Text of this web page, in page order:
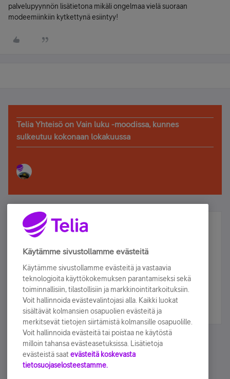
palvelupyynnön lisätietona mikäli ongelmaa vielä suoraan
modeemiinkiin kytkettynä esiintyy!
Telia Yhteisö on Vain luku -moodissa, kunnes
sulkeutuu kokonaan lokakuussa
Älä jää paitsi – osallistu ja voita!
Tilaa Telian uutiskirje ja olet mukana arvonnassa.
sähköpostiisi.
Tilaa nyt
Käytämme sivustollamme evästeitä
Käytämme sivustollamme evästeitä ja vastaavia
teknologioita käyttökokemuksen parantamiseksi sekä
toiminnallisiin, tilastollisiin ja markkinointitarkoituksiin.
Voit hallinnoida evästevalintojasi alla. Kaikki luokat
sisältävät kolmansien osapuolien evästeitä ja
merkitsevät tietojen siirtämistä kolmansille osapuolille.
Voit hallinnoida evästeitä tai poistaa ne käytöstä
milloin tahansa evästeasetuksissa. Lisätietoja
evästeistä saat evästeitä koskevasta
tietosuojaselosteestamme.